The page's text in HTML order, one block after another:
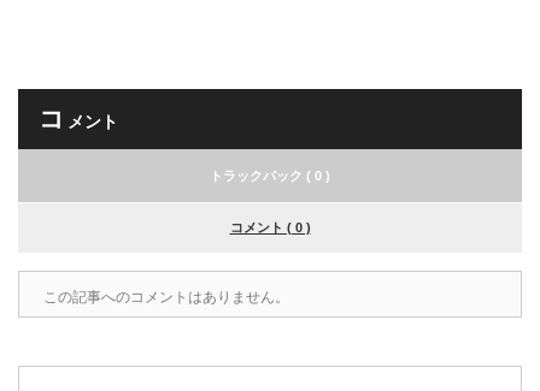
コ メント
トラックバック ( 0 )
コメント ( 0 )
この記事へのコメントはありません。